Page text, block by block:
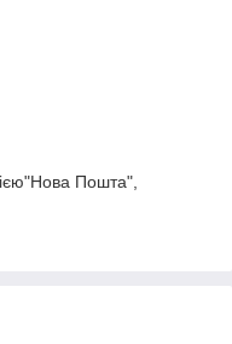
Пошта",